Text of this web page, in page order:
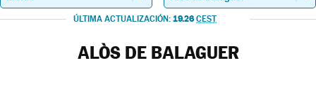
ÚLTIMA ACTUALIZACIÓN: 19.26 CEST
ALÒS DE BALAGUER